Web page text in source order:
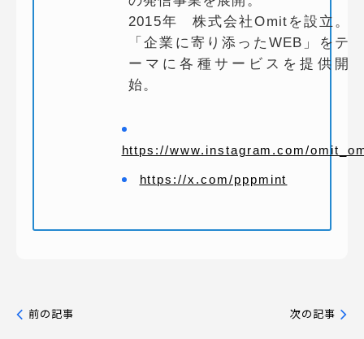
2015年 株式会社Omitを設立。
「企業に寄り添ったWEB」をテ
ーマに各種サービスを提供開
始。
https://www.instagram.com/
https://x.com/pppmint
前の記事 次の記事